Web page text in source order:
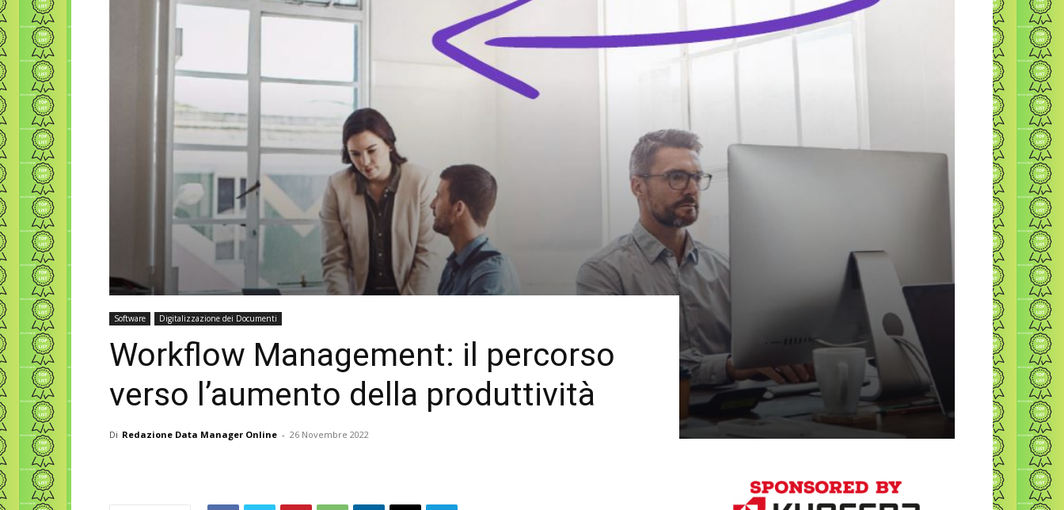
Software Digitalizzazione dei Documenti
Workflow Management: il percorso
verso l’aumento della produttività
Di Redazione Data Manager Online - 26 Novembre 2022